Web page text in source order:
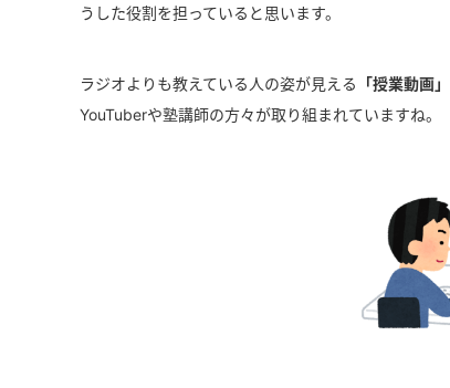
うした役割を担っていると思います。
ラジオよりも教えている人の姿が見える 「授業動画」
YouTuberや塾講師の方々が取り組まれていますね。